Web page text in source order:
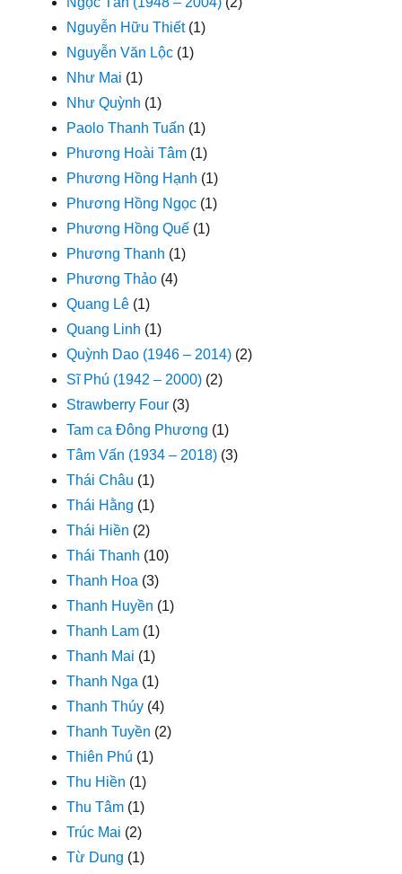
Nguyễn Hữu Thiết(1)
Nguyễn Văn Lộc (1)
Như Mai (1)
Như Quỳnh (1)
Paolo Thanh Tuấn (1)
Phương Hoài Tâm (1)
Phương Hồng Hạnh (1)
Phương Hồng Ngọc (1)
Phương Hồng Quế (1)
Phương Thanh (1)
Phương Thảo (4)
Quang Lê (1)
Quang Linh (1)
Quỳnh Dao (1946 – 2014) (2)
Sĩ Phú (1942 – 2000) (2)
Strawberry Four (3)
Tam ca Đông Phương (1)
Tâm Vấn (1934 – 2018) (3)
Thái Châu (1)
Thái Hằng (1)
Thái Hiền (2)
Thái Thanh (10)
Thanh Hoa (3)
Thanh Huyền (1)
Thanh Lam (1)
Thanh Mai (1)
Thanh Nga (1)
Thanh Thúy (4)
Thanh Tuyền (2)
Thiên Phú (1)
Thu Hiền (1)
Thu Tâm (1)
Trúc Mai (2)
Từ Dung (1)